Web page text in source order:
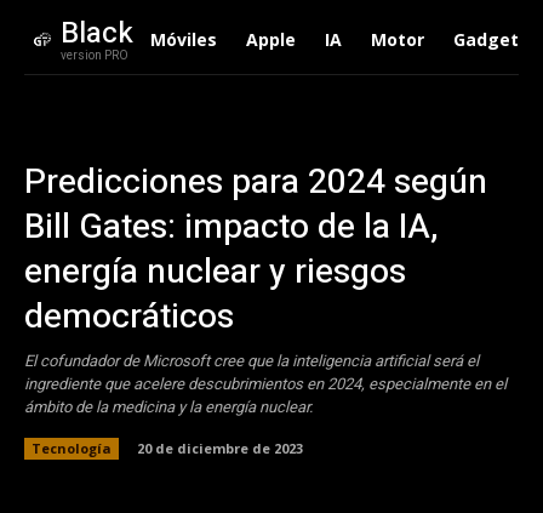
Black
version PRO
Móviles Apple IA Motor Gadgets
Predicciones para 2024 según
Bill Gates: impacto de la IA,
energía nuclear y riesgos
democráticos
El cofundador de Microsoft cree que la inteligencia artificial será el
ingrediente que acelere descubrimientos en 2024, especialmente en el
ámbito de la medicina y la energía nuclear.
Tecnología 20 de diciembre de 2023